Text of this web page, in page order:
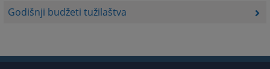
Godišnji budžeti tužilaštva